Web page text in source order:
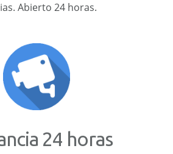
Abierto 24 horas.
24 horas